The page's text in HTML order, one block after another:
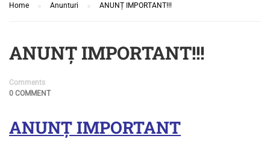
Home Anunturi ANUNȚ IMPORTANT!!!
ANUNȚ IMPORTANT!!!
Comments
0 COMMENT
ANUNȚ IMPORTANT